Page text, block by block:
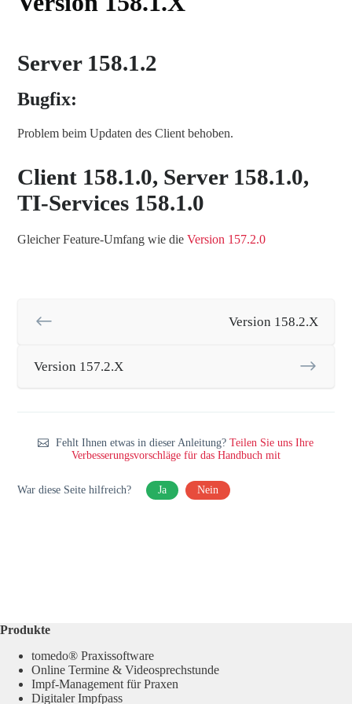
Server 158.1.2
Bugfix:
Problem beim Updaten des Client behoben.
Client 158.1.0, Server 158.1.0,
TI-Services 158.1.0
Gleicher Feature-Umfang wie die Version 157.2.0
Version 158.2.X
Version 157.2.X
Fehlt Ihnen etwas in dieser Anleitung?Teilen Sie uns Ihre
Verbesserungsvorschläge für das Handbuch mit
War diese Seite hilfreich? Ja Nein
Produkte
tomedo® Praxissoftware
Online Termine & Videosprechstunde
Impf-Management für Praxen
Digitaler Impfpass